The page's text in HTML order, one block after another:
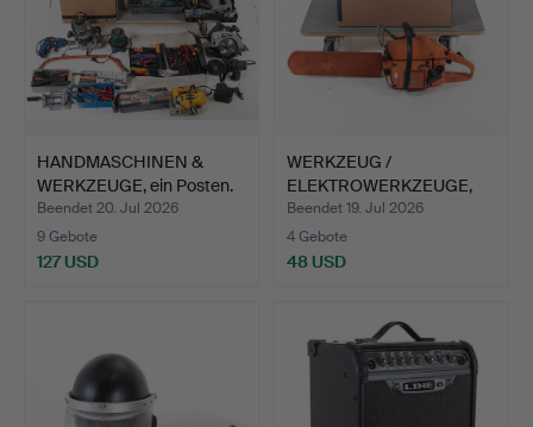
HANDMASCHINEN &
WERKZEUGE, ein Posten.
Beendet 20. Jul 2026
9 Gebote
127 USD
WERKZEUG /
ELEKTROWERKZEUGE,
ein Posten u.…
Beendet 19. Jul 2026
4 Gebote
48 USD